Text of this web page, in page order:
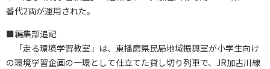
番代2両が運用された。
■編集部追記
「走る環境学習教室」は、東播磨県民局地域振興室が小学生向け
の環境学習企画の一環として仕立てた貸し切り列車で、JR加古川線